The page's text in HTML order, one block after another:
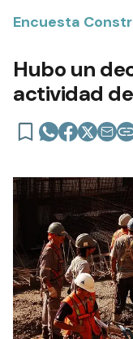
Encuesta
Hubo un
actividad